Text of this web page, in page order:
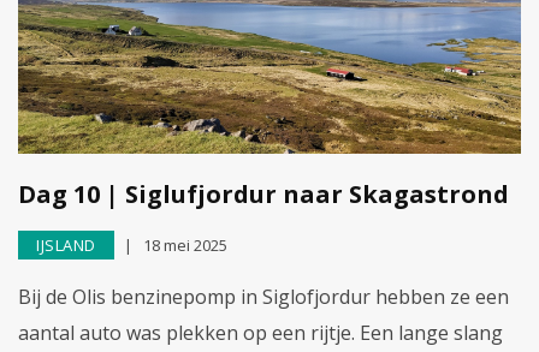
Dag 10 | Siglufjordur naar Skagastrond
IJSLAND 18 mei 2025
Bij de Olis benzinepomp in Siglofjordur hebben ze een
aantal auto was plekken op een rijtje. Een lange slang